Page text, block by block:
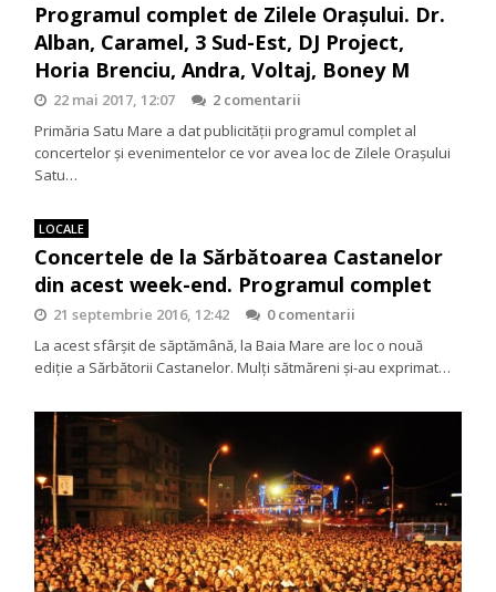
Programul complet de Zilele Orașului. Dr.
Alban, Caramel, 3 Sud-Est, DJ Project,
Horia Brenciu, Andra, Voltaj, Boney M
22 mai 2017, 12:07
2 comentarii
Primăria Satu Mare a dat publicității programul complet al
concertelor și evenimentelor ce vor avea loc de Zilele Orașului
Satu…
LOCALE
Concertele de la Sărbătoarea Castanelor
din acest week-end. Programul complet
21 septembrie 2016, 12:42
0 comentarii
La acest sfârșit de săptămână, la Baia Mare are loc o nouă
ediție a Sărbătorii Castanelor. Mulți sătmăreni și-au exprimat…